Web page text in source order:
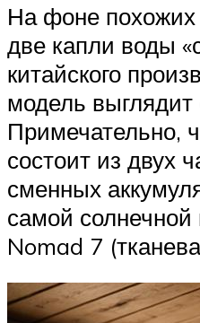
На фоне похожих
две капли воды
китайского
модель выглядит
Примечательно,
состоит из двух
сменных
самой солнечной
Nomad 7